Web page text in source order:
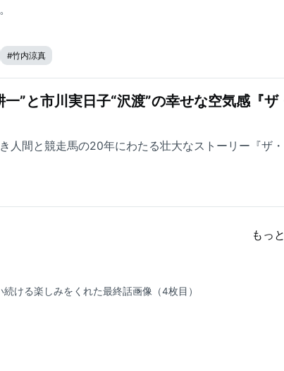
#竹内涼真
”と市川実日子“沢渡”の幸せな空気感『ザ
人間と競走馬の20年にわたる壮大なストーリー『ザ
もっ
続ける楽しみをくれた最終話画像（4枚目）